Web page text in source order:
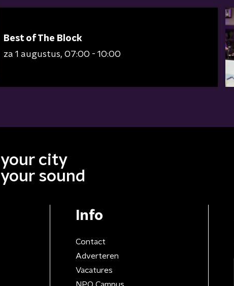
Best of The Block
za 1 augustus 07:00 - 10:00
your city
your sound
Info
Contact
Adverteren
Vacatures
NPO Campus